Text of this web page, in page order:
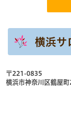
横浜サ
〒221-0835
横浜市神奈川区鶴屋